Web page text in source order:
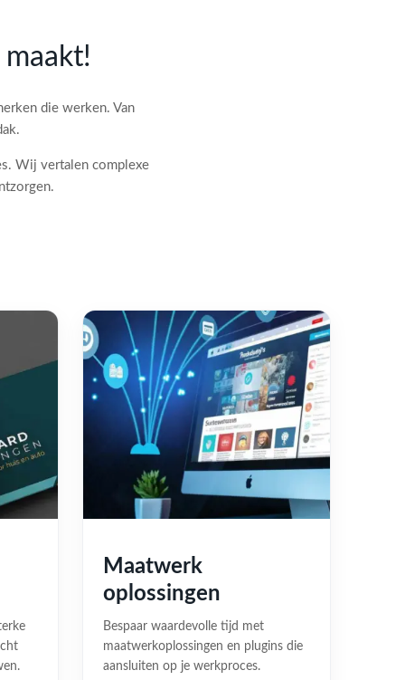
die werken. Van
Wij vertalen complexe
Maatwerk
oplossingen
Bespaar waardevolle tijd met
maatwerkoplossingen en plugins die
aansluiten op je werkproces.